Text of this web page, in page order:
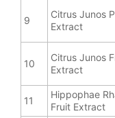
9
Citrus Junos
Extract
10
Citrus Junos
Extract
11
Hippophae
Fruit Extract